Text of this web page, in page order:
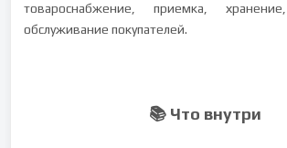
товароснабжение, приемка,
обслуживание покупателей.
📚 Что внутри